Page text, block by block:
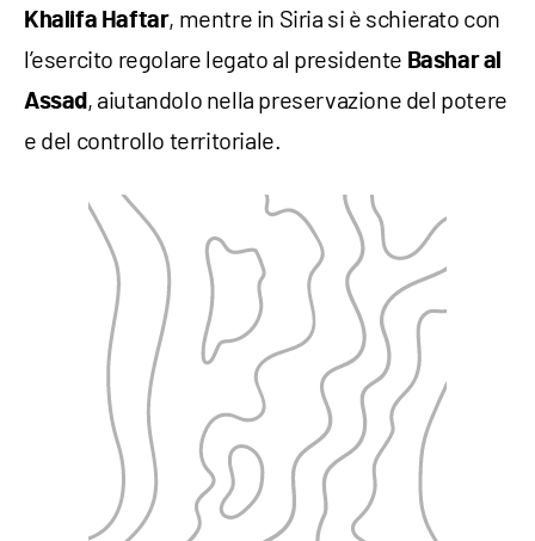
Khalifa Haftar, mentre in Siria si è schierato con
l’esercito regolare legato al presidente Bashar al
Assad , aiutandolo nella preservazione del potere
e del controllo territoriale.